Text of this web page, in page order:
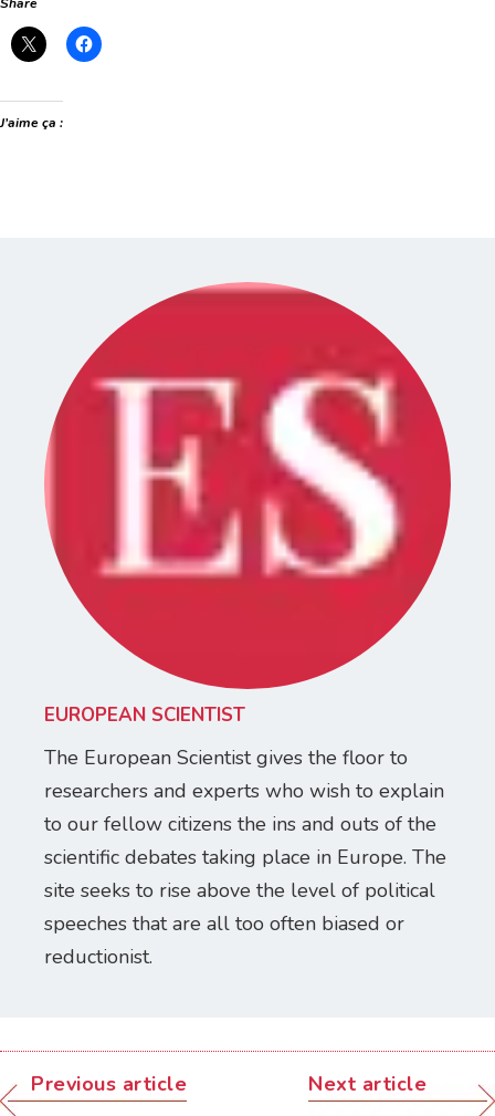
Share
J’aime ça :
EUROPEAN SCIENTIST
The European Scientist gives the floor to
researchers and experts who wish to explain
to our fellow citizens the ins and outs of the
scientific debates taking place in Europe. The
site seeks to rise above the level of political
speeches that are all too often biased or
reductionist.
Previous article Next article